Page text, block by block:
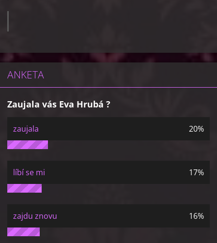
ANKETA
Zaujala vás Eva Hrubá ?
zaujala 20%
líbí se mi 17%
zajdu znovu 16%